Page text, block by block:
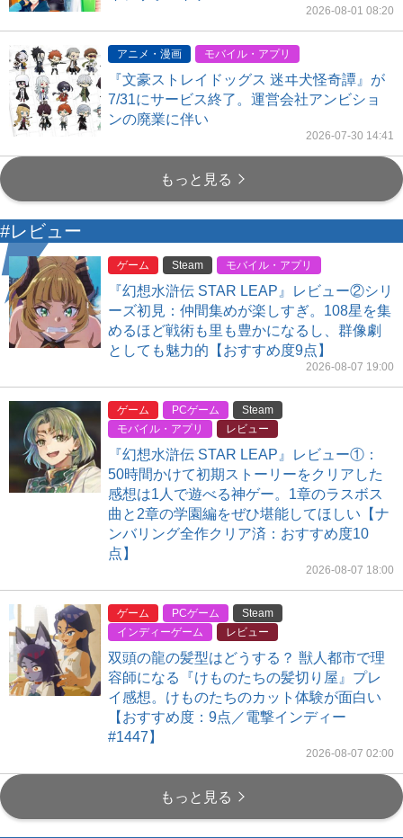
2026-08-01 08:20
アニメ・漫画 モバイル・アプリ
『文豪ストレイドッグス 迷ヰ犬怪奇譚』が
7/31にサービス終了。運営会社アンビショ
ンの廃業に伴い
2026-07-30 14:41
もっと見る
#レビュー
ゲーム Steam モバイル・アプリ
『幻想水滸伝 STAR LEAP』レビュー②シリ
ーズ初見：仲間集めが楽しすぎ。108星を集
めるほど戦術も里も豊かになるし、群像劇
としても魅力的【おすすめ度9点】
2026-08-07 19:00
ゲーム PCゲーム
Steam
モバイル・アプリ
レビュー
『幻想水滸伝 STAR LEAP』レビュー①：
50時間かけて初期ストーリーをクリアした
感想は1人で遊べる神ゲー。1章のラスボス
曲と2章の学園編をぜひ堪能してほしい【ナ
ンバリング全作クリア済：おすすめ度10
点】
2026-08-07 18:00
ゲーム PCゲーム
Steam
インディーゲーム
レビュー
双頭の龍の髪型はどうする？ 獣人都市で理
容師になる『けものたちの髪切り屋』プレ
イ感想。けものたちのカット体験が面白い
【おすすめ度：9点／電撃インディー
#1447】
2026-08-07 02:00
もっと見る